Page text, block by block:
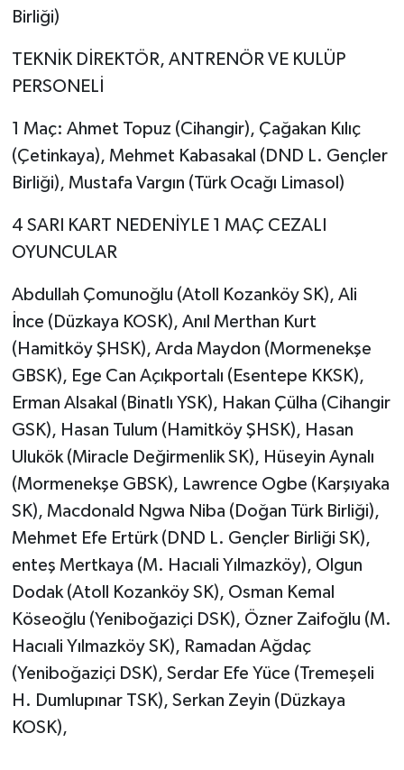
Birliği)
TEKNİK DİREKTÖR, ANTRENÖR VE KULÜP
PERSONELİ
1 Maç: Ahmet Topuz (Cihangir), Çağakan Kılıç
(Çetinkaya), Mehmet Kabasakal (DND L. Gençler
Birliği), Mustafa Vargın (Türk Ocağı Limasol)
4 SARI KART NEDENİYLE 1 MAÇ CEZALI
OYUNCULAR
Abdullah Çomunoğlu (Atoll Kozanköy SK), Ali
İnce (Düzkaya KOSK), Anıl Merthan Kurt
(Hamitköy ŞHSK), Arda Maydon (Mormenekşe
GBSK), Ege Can Açıkportalı (Esentepe KKSK),
Erman Alsakal (Binatlı YSK), Hakan Çülha (Cihangir
GSK), Hasan Tulum (Hamitköy ŞHSK), Hasan
Ulukök (Miracle Değirmenlik SK), Hüseyin Aynalı
(Mormenekşe GBSK), Lawrence Ogbe (Karşıyaka
SK), Macdonald Ngwa Niba (Doğan Türk Birliği),
Mehmet Efe Ertürk (DND L. Gençler Birliği SK),
enteş Mertkaya (M. Hacıali Yılmazköy), Olgun
Dodak (Atoll Kozanköy SK), Osman Kemal
Köseoğlu (Yeniboğaziçi DSK), Özner Zaifoğlu (M.
Hacıali Yılmazköy SK), Ramadan Ağdaç
(Yeniboğaziçi DSK), Serdar Efe Yüce (Tremeşeli
H. Dumlupınar TSK), Serkan Zeyin (Düzkaya
KOSK),